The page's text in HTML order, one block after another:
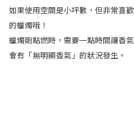
如果使用空間是小坪數，但非常喜
的蠟燭哦！
蠟燭剛點燃時，需要一點時間讓香
會有「無明顯香氣」的狀況發生。